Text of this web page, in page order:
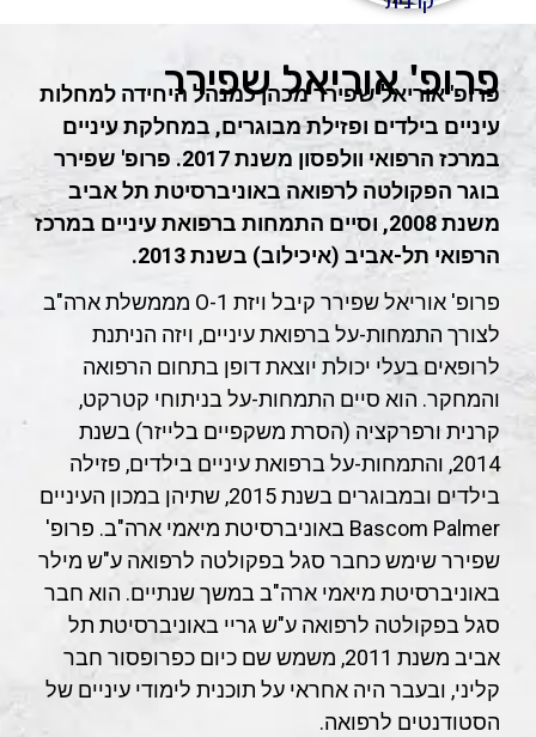
פרופ' אוריאל שפירר
פרופ' אוריאל שפירר מכהן כמנהל היחידה למחלות
עיניים בילדים ופזילת מבוגרים, במחלקת עיניים
במרכז הרפואי וולפסון משנת 2017. פרופ' שפירר
בוגר הפקולטה לרפואה באוניברסיטת תל אביב
משנת 2008, וסיים התמחות ברפואת עיניים במרכז
הרפואיתל-אביב (איכילוב) בשנת 2013.
פרופ' אוריאל שפירר קיבל ויזת O-1
מממשלתארה"ב
לצורך התמחות-על ברפואת עיניים, ויזה הניתנת
לרופאים בעלי יכולת יוצאת דופן בתחום הרפואה
והמחקר. הוא סיים התמחות-על בניתוחי קטרקט,
קרנית ורפרקציה (הסרת משקפיים בלייזר) בשנת
2014, והתמחות-על ברפואת עיניים בילדים, פזילה
בילדים ובמבוגרים בשנת 2015, שתיהן במכון העיניים
Bascom Palmer באוניברסיטת מיאמי ארה"ב. פרופ'
שפירר שימש כחבר סגל בפקולטה לרפואה ע"ש מילר
באוניברסיטת מיאמי ארה"ב במשך שנתיים. הוא חבר
סגל בפקולטה לרפואה ע"ש גריי באוניברסיטת תל
אביב משנת 2011, משמש שם כיום כפרופסור חבר
קליני, ובעבר היה אחראי על תוכנית לימודי עיניים של
הסטודנטים לרפואה.